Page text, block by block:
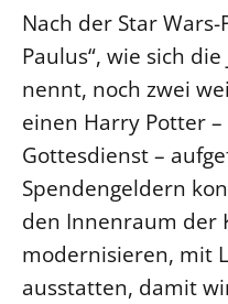
Nach der Star
Paulus“, wie sich
nennt, noch zwei
einen Harry Potter
Gottesdienst –
Spendengeldern
den Innenraum der
modernisieren, mit
ausstatten, damit